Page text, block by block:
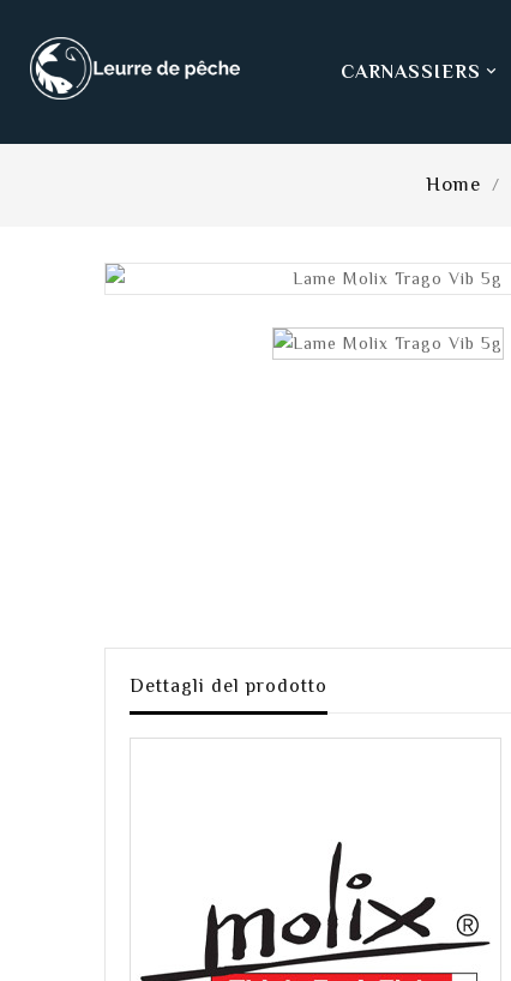

CARNASSIERS
Home
Dettagli del prodotto